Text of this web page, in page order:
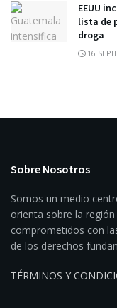
EEUU
lista de
droga
16
Sobre Nosotros
Somos un medio
orienta sobre la
comprometidos con
de los derechos
TÉRMINOS Y